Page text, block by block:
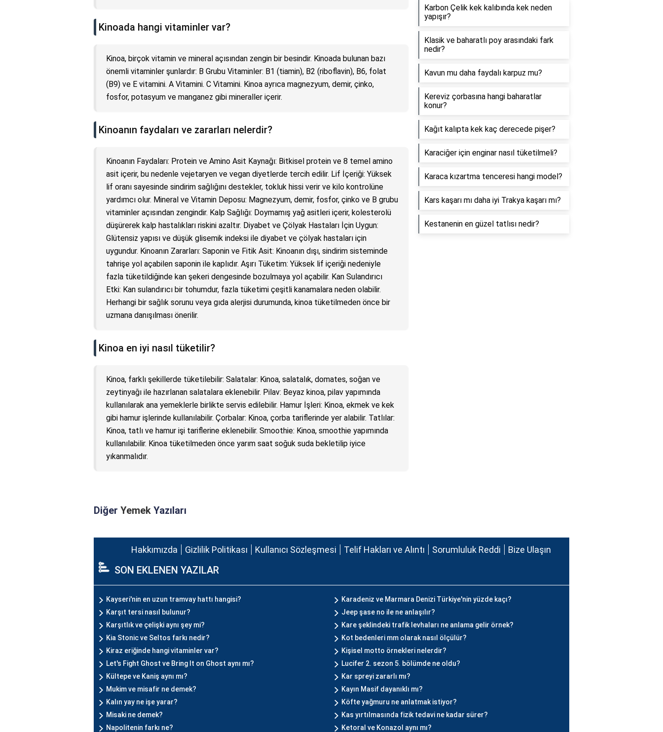
Kinoada hangi vitaminler var?
Kinoa, birçok vitamin ve mineral açısından zengin bir besindir. Kinoada bulunan bazı
önemli vitaminler şunlardır: B Grubu Vitaminler: B1 (tiamin), B2 (riboflavin), B6, folat
(B9) ve E vitamini. A Vitamini. C Vitamini. Kinoa ayrıca magnezyum, demir, çinko,
fosfor, potasyum ve manganez gibi mineraller içerir.
Kinoanın faydaları ve zararları nelerdir?
Kinoanın Faydaları: Protein ve Amino Asit Kaynağı: Bitkisel protein ve 8 temel amino
asit içerir, bu nedenle vejetaryen ve vegan diyetlerde tercih edilir. Lif İçeriği: Yüksek
lif oranı sayesinde sindirim sağlığını destekler, tokluk hissi verir ve kilo kontrolüne
yardımcı olur. Mineral ve Vitamin Deposu: Magnezyum, demir, fosfor, çinko ve B grubu
vitaminler açısından zengindir. Kalp Sağlığı: Doymamış yağ asitleri içerir, kolesterolü
düşürerek kalp hastalıkları riskini azaltır. Diyabet ve Çölyak Hastaları İçin Uygun:
Glütensiz yapısı ve düşük glisemik indeksi ile diyabet ve çölyak hastaları için
uygundur. Kinoanın Zararları: Saponin ve Fitik Asit: Kinoanın dışı, sindirim sisteminde
tahrişe yol açabilen saponin ile kaplıdır. Aşırı Tüketim: Yüksek lif içeriği nedeniyle
fazla tüketildiğinde kan şekeri dengesinde bozulmaya yol açabilir. Kan Sulandırıcı
Etki: Kan sulandırıcı bir tohumdur, fazla tüketimi çeşitli kanamalara neden olabilir.
Herhangi bir sağlık sorunu veya gıda alerjisi durumunda, kinoa tüketilmeden önce bir
uzmana danışılması önerilir.
Kinoa en iyi nasıl tüketilir?
Kinoa, farklı şekillerde tüketilebilir: Salatalar: Kinoa, salatalık, domates, soğan ve
zeytinyağı ile hazırlanan salatalara eklenebilir. Pilav: Beyaz kinoa, pilav yapımında
kullanılarak ana yemeklerle birlikte servis edilebilir. Hamur İşleri: Kinoa, ekmek ve kek
gibi hamur işlerinde kullanılabilir. Çorbalar: Kinoa, çorba tariflerinde yer alabilir. Tatlılar:
Kinoa, tatlı ve hamur işi tariflerine eklenebilir. Smoothie: Kinoa, smoothie yapımında
kullanılabilir. Kinoa tüketilmeden önce yarım saat soğuk suda bekletilip iyice
yıkanmalıdır.
Diğer Yemek Yazıları
Karbon Çelik kek kalıbında kek neden
yapışır?
Klasik ve baharatlı poy arasındaki fark
nedir?
Kavun mu daha faydalı karpuz mu?
Kereviz çorbasına hangi baharatlar
konur?
Kağıt kalıpta kek kaç derecede pişer?
Karaciğer için enginar nasıl tüketilmeli?
Karaca kızartma tenceresi hangi model?
Kars kaşarı mı daha iyi Trakya kaşarı mı?
Kestanenin en güzel tatlısı nedir?
Hakkımızda Gizlilik Politikası Kullanıcı Sözleşmesi Telif Hakları ve Alıntı Sorumluluk Reddi Bize Ulaşın
SON EKLENEN YAZILAR
Kayseri'nin en uzun tramvay hattı hangisi?
Karadeniz ve Marmara Denizi Türkiye'nin yüzde kaçı?
Karşıt tersi nasıl bulunur?
Jeep şase no ile ne anlaşılır?
Karşıtlık ve çelişki aynı şey mi?
Kare şeklindeki trafik levhaları ne anlama gelir örnek?
Kia Stonic ve Seltos farkı nedir?
Kot bedenleri mm olarak nasıl ölçülür?
Kiraz eriğinde hangi vitaminler var?
Kişisel motto örnekleri nelerdir?
Let's Fight Ghost ve Bring It on Ghost aynı mı?
Lucifer 2. sezon 5. bölümde ne oldu?
Kültepe ve Kaniş aynı mı?
Kar spreyi zararlı mı?
Mukim ve misafir ne demek?
Kayın Masif dayanıklı mı?
Kalın yay ne işe yarar?
Köfte yağmuru ne anlatmak istiyor?
Misaki ne demek?
Kas yırtılmasında fizik tedavi ne kadar sürer?
Napolitenin farkı ne?
Ketoral ve Konazol aynı mı?